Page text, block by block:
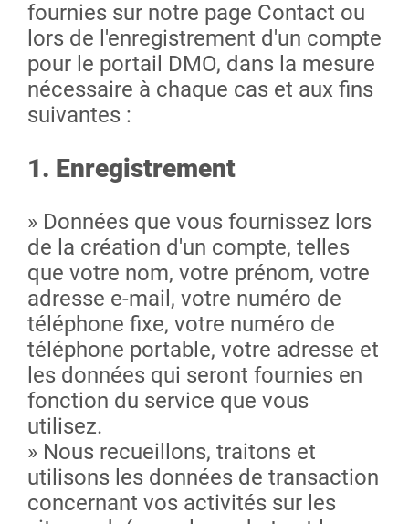
fournies sur notre page Contact ou
lors de l'enregistrement d'un compte
pour le portail DMO, dans la mesure
nécessaire à chaque cas et aux fins
suivantes :
1. Enregistrement
» Données que vous fournissez lors
de la création d'un compte, telles
que votre nom, votre prénom, votre
adresse e-mail, votre numéro de
téléphone fixe, votre numéro de
téléphone portable, votre adresse et
les données qui seront fournies en
fonction du service que vous
utilisez.
» Nous recueillons, traitons et
utilisons les données de transaction
concernant vos activités sur les